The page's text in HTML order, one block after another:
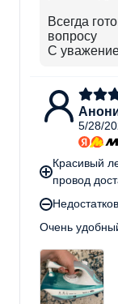
Всегда
вопросу
С
5/28/
Красивый
провод
Очень